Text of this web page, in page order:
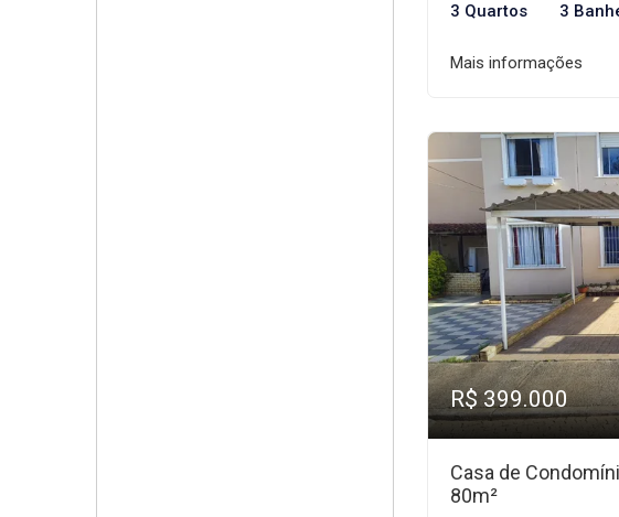
3 Quartos 3
Mais informações
R$ 399.000
Casa de
80m²